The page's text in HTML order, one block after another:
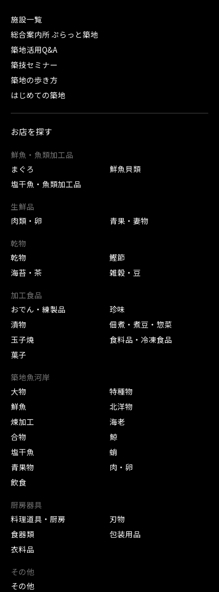
施設一覧
総合案内所 ぷらっと築地
築地活用Q&A
築技セミナー
築地の歩き方
はじめての築地
お店を探す
鮮魚・魚類加工品
まぐろ
鮮魚貝類
塩干魚・魚類加工品
生鮮品
肉類・卵
青果・妻物
乾物
乾物
鰹節
海苔・茶
雑穀・豆
加工食品
おでん・練製品
珍味
漬物
佃煮・煮豆・惣菜
玉子焼
食料品・冷凍食品
菓子
築地魚河岸
大物
特種物
鮮魚
北洋物
煉加工
海老
合物
鯨
塩干魚
蛸
青果物
肉・卵
飲食
厨房器具
料理道具・厨房
刃物
食器類
包装用品
衣料品
その他
その他